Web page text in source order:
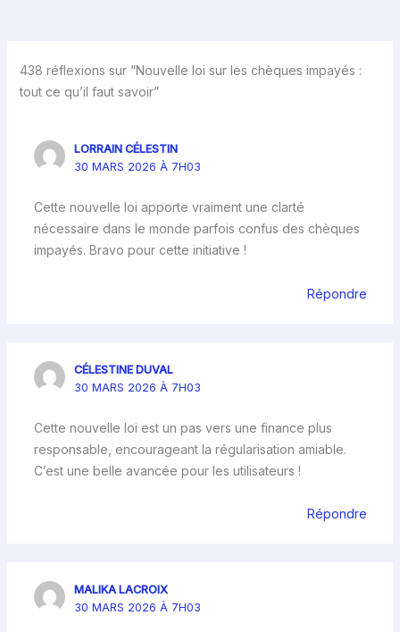
438 réflexions sur “Nouvelle loi sur les chèques impayés :
tout ce qu’il faut savoir”
LORRAIN CÉLESTIN
30 MARS 2026 À 7H03
Cette nouvelle loi apporte vraiment une clarté
nécessaire dans le monde parfois confus des chèques
impayés. Bravo pour cette initiative !
Répondre
CÉLESTINE DUVAL
30 MARS 2026 À 7H03
Cette nouvelle loi est un pas vers une finance plus
responsable, encourageant la régularisation amiable.
C’est une belle avancée pour les utilisateurs !
Répondre
MALIKA LACROIX
30 MARS 2026 À 7H03